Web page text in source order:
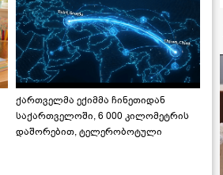
ქართველმა ექიმმა ჩინეთიდან
საქართველოში, 6 000 კილომეტრის
დაშორებით, ტელერობოტული